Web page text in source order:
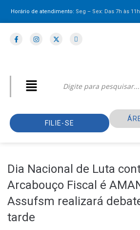
Horário de atendimento: Seg – Sex: Das 7h às
FILIE-SE
Dia Nacional de Luta
Arcabouço Fiscal é
Assufsm realizará
tarde